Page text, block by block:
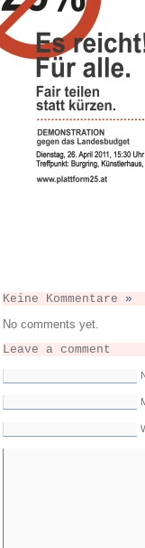
Keine Kommentare »
No comments yet.
Leave a comment